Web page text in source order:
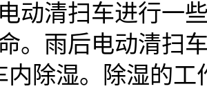
动清扫车进行一
。雨后电动清扫
内除湿。除湿的